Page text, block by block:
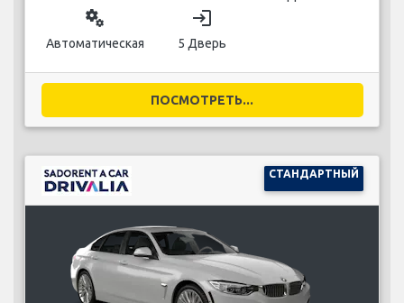
miscellaneous_services
Автоматическая
login
5 Дверь
ПОСМОТРЕТЬ...
СТАНДАРТНЫЙ